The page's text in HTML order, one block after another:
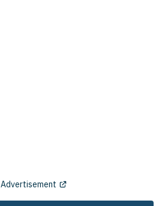
Advertisement